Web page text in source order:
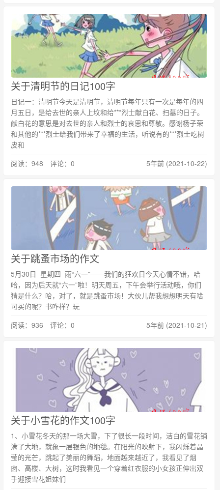
关于清明节的日记100字
日记一：清明节今天是清明节，清明节每年只有一次是每年的四
月五日，是给去世的亲人上坟和给***烈士献白花、扫墓的日子。
献白花的意思是对去世的亲人和烈士的哀思和尊敬。感谢杨子荣
和其他的***烈士给我们带来了幸福的生活，听说有的***烈士吃树
皮和
阅读：948 评论：0
5年前 (2021-10-22)
关于跳蚤市场的作文
5月30日 星期四 雨“六一”――我们的狂欢日今天心情不错，哈
哈，因为后天就“六一”啦！明天周五，下午会举行活动哦，你们
猜是什么？哈，对了，就是跳蚤市场！大伙儿帮我想想明天有啥
可买的呢？书咋样？玩
阅读：936 评论：0
5年前 (2021-10-21)
关于小雪花的作文100字
1、小雪花冬天的那一场大雪，下了很长一段时间，洁白的雪花铺
满了大地，就象一层银色的地毯。在阳光的映射下，我闪烁着晶
莹的光芒，跳起了美丽的舞蹈，地面越来越近了，我看见了烟
囱、高楼、大树，这时我看见一个穿着红衣服的小女孩正伸出双
手迎接雪花姐妹们